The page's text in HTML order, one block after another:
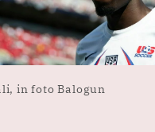
in foto Balogun